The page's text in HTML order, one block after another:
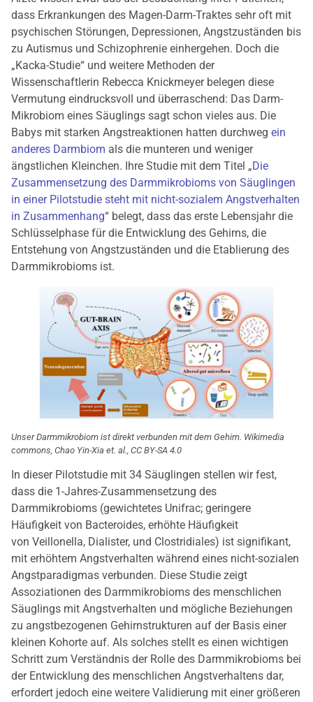
dass Erkrankungen des Magen-Darm-Traktes sehr oft mit
psychischen Störungen, Depressionen, Angstzuständen bis
zu Autismus und Schizophrenie einhergehen. Doch die
„Kacka-Studie“ und weitere Methoden der
Wissenschaftlerin Rebecca Knickmeyer belegen diese
Vermutung eindrucksvoll und überraschend: Das Darm-
Mikrobiom eines Säuglings sagt schon vieles aus. Die
Babys mit starken Angstreaktionen hatten durchweg ein
anderes Darmbiom als die munteren und weniger
ängstlichen Kleinchen. Ihre Studie mit dem Titel „Die
Zusammensetzung des Darmmikrobioms von Säuglingen
in einer Pilotstudie steht mit nicht-sozialem Angstverhalten
in Zusammenhang“ belegt, dass das erste Lebensjahr die
Schlüsselphase für die Entwicklung des Gehirns, die
Entstehung von Angstzuständen und die Etablierung des
Darmmikrobioms ist.
Unser Darmmikrobiom ist direkt verbunden mit dem Gehirn. Wikimedia
commons, Chao Yin-Xia et. al., CC BY-SA 4.0
In dieser Pilotstudie mit 34 Säuglingen stellen wir fest,
dass die 1-Jahres-Zusammensetzung des
Darmmikrobioms (gewichtetes Unifrac; geringere
Häufigkeit von Bacteroides, erhöhte Häufigkeit
von Veillonella, Dialister, und Clostridiales) ist signifikant,
mit erhöhtem Angstverhalten während eines nicht-sozialen
Angstparadigmas verbunden. Diese Studie zeigt
Assoziationen des Darmmikrobioms des menschlichen
Säuglings mit Angstverhalten und mögliche Beziehungen
zu angstbezogenen Gehirnstrukturen auf der Basis einer
kleinen Kohorte auf. Als solches stellt es einen wichtigen
Schritt zum Verständnis der Rolle des Darmmikrobioms bei
der Entwicklung des menschlichen Angstverhaltens dar,
erfordert jedoch eine weitere Validierung mit einer größeren